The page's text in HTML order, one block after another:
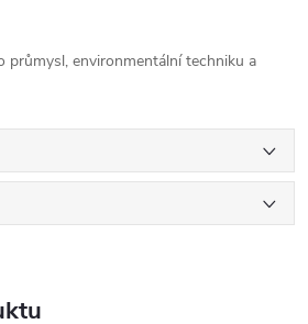
průmysl, environmentální techniku a